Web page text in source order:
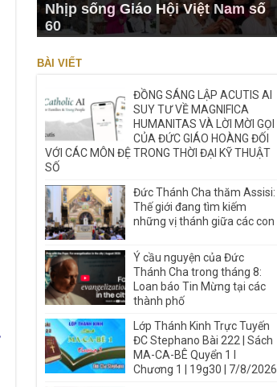
Nhịp sống Giáo Hội Việt Nam số
60
BÀI VIẾT
ĐỒNG SÁNG LẬP ACUTIS AI
SUY TƯ VỀ MAGNIFICA
HUMANITAS VÀ LỜI MỜI GỌI
CỦA ĐỨC GIÁO HOÀNG ĐỐI
VỚI CÁC MÔN ĐỆ TRONG THỜI ĐẠI KỸ THUẬT
SỐ
Đức Thánh Cha thăm Assisi:
Thế giới đang tìm kiếm
những vị thánh giữa các con
Ý cầu nguyện của Đức
Thánh Cha trong tháng 8:
Loan báo Tin Mừng tại các
thành phố
Lớp Thánh Kinh Trực Tuyến
ĐC Stephano Bài 222 | Sách
MA-CA-BÊ Quyển 1 I
Chương 1 | 19g30 | 7/8/2026